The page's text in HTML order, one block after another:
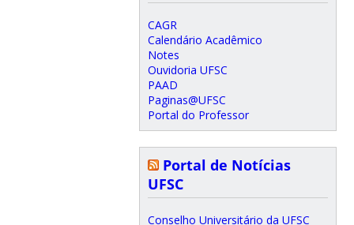
CAGR
Calendário Acadêmico
Notes
Ouvidoria UFSC
PAAD
Paginas@UFSC
Portal do Professor
Portal de Notícias
UFSC
Conselho Universitário da UFSC